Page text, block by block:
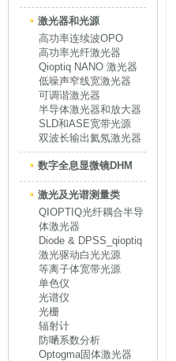
激光器和光源
高功率连续波OPO
高功率光纤激光器
Qioptiq NANO 激光器
低噪声窄线宽激光器
可调谐激光器
半导体激光器和放大器
SLD和ASE宽带光源
双波长输出氦氖激光器
数字全息显微镜DHM
激光及光谱测量类
QIOPTIQ光纤耦合半导
体激光器
Diode & DPSS_qioptiq
激光驱动白光光源
等离子体宽带光源
单色仪
光谱仪
光栅
辐射计
防嗮系数分析
Optogma固体激光器